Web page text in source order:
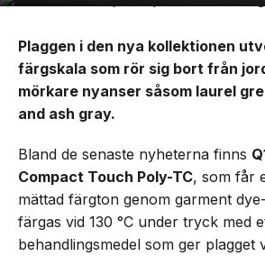
Plaggen i den nya kollektionen
färgskala som rör sig bort från
mörkare nyanser såsom laurel
and ash gray.
Bland de senaste nyheterna finns
Compact Touch Poly-TC, som får
mättad färgton genom garment
färgas vid 130 °C under tryck med
behandlingsmedel som ger plagget